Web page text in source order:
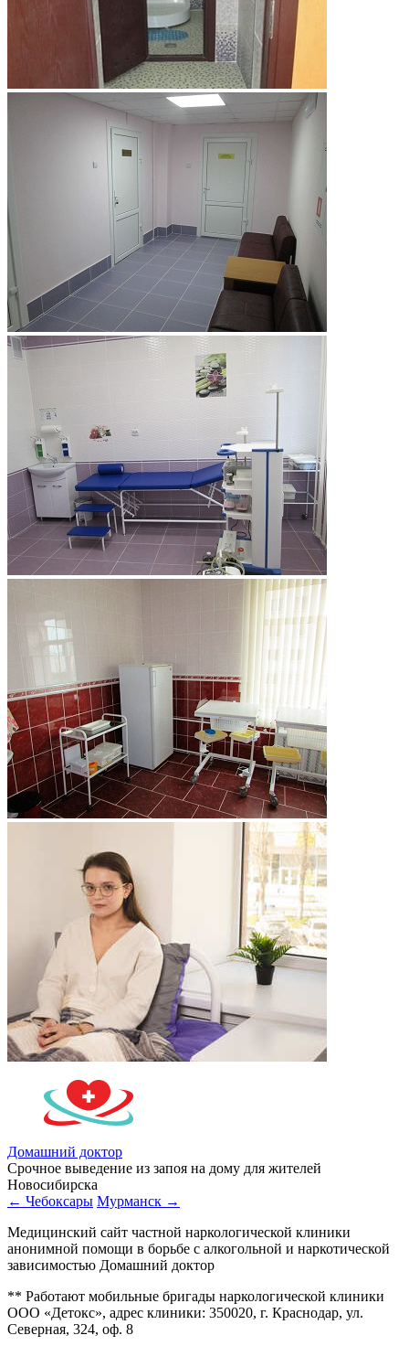
Домашний доктор
Срочное выведение из запоя на дому для жителей
Новосибирска
← Чебоксары Мурманск →
Медицинский сайт частной наркологической клиники
анонимной помощи в борьбе с алкогольной и наркотической
зависимостью Домашний доктор
** Работают мобильные бригады наркологической клиники
ООО «Детокс», адрес клиники: 350020, г. Краснодар, ул.
Северная, 324, оф. 8